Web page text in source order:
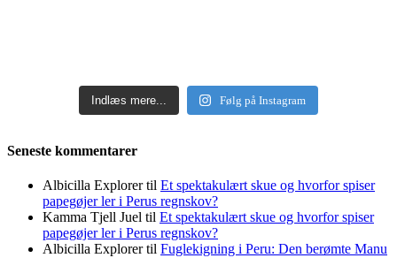
Indlæs mere... Følg på Instagram
Seneste kommentarer
Albicilla Explorertil Et spektakulært skue og hvorfor spiser
papegøjer ler i Perus regnskov?
Kamma Tjell Juel til Et spektakulært skue og hvorfor spiser
papegøjer ler i Perus regnskov?
Albicilla Explorertil Fuglekigning i Peru: Den berømte Manu